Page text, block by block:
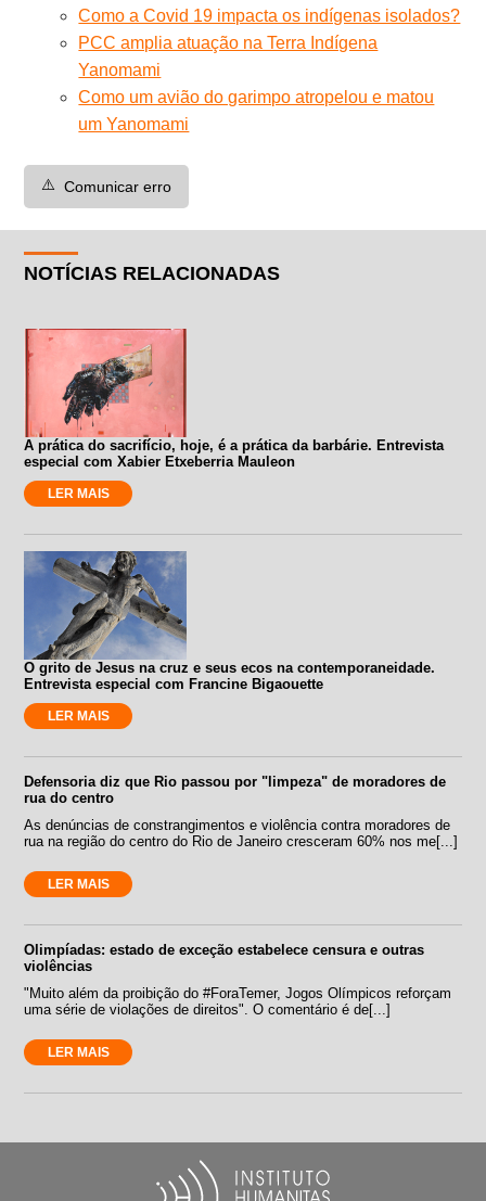
Como a Covid 19 impacta os indígenas isolados?
PCC amplia atuação na Terra Indígena
Yanomami
Como um avião do garimpo atropelou e matou
um Yanomami
⚠️ Comunicar erro
NOTÍCIAS RELACIONADAS
A prática do sacrifício, hoje, é a prática da barbárie. Entrevista
especial com Xabier Etxeberria Mauleon
LER MAIS
O grito de Jesus na cruz e seus ecos na contemporaneidade.
Entrevista especial com Francine Bigaouette
LER MAIS
Defensoria diz que Rio passou por "limpeza" de moradores de
rua do centro
As denúncias de constrangimentos e violência contra moradores de
rua na região do centro do Rio de Janeiro cresceram 60% nos me[...]
LER MAIS
Olimpíadas: estado de exceção estabelece censura e outras
violências
"Muito além da proibição do #ForaTemer, Jogos Olímpicos reforçam
uma série de violações de direitos". O comentário é de[...]
LER MAIS